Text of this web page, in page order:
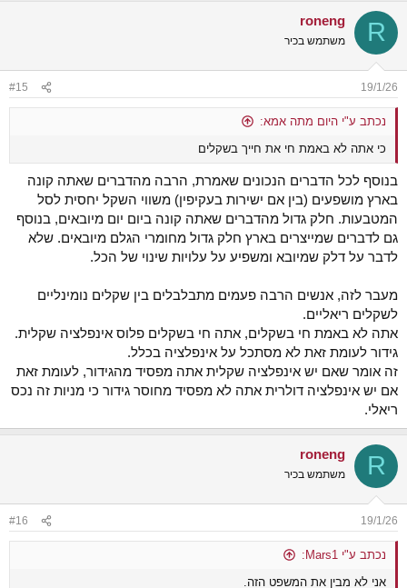
c
i
s
:
R
roneng
משתמש בכיר
19/1/26
#15
נכתב ע"י היום מתה אמא:
כי אתה לא באמת חי את חייך בשקלים
בנוסף לכל הדברים הנכונים שאמרת, הרבה מהדברים שאתה קונה
בארץ מושפעים (בין אם ישירות בעקיפין) משווי השקל יחסית לסל
המטבעות. חלק גדול מהדברים שאתה קונה ביום יום מיובאים, בנוסף
גם לדברים שמייצרים בארץ חלק גדול מחומרי הגלם מיובאים. שלא
לדבר על דלק שמיובא ומשפיע על עלויות שינוי של הכל.
מעבר לזה, אנשים הרבה פעמים מתבלבלים בין שקלים נומינליים
לשקלים ריאליים.
אתה לא באמת חי בשקלים, אתה חי בשקלים פלוס אינפלציה שקלית.
גידור לעומת זאת לא מסתכל על אינפלציה בכלל.
זה אומר שאם יש אינפלציה שקלית אתה מפסיד מהגידור, לעומת זאת
אם יש אינפלציה דולרית אתה לא מפסיד מחוסר גידור כי מניות זה נכס
ריאלי.
R
roneng
משתמש בכיר
19/1/26
#16
נכתב ע"י Mars1:
אני לא מבין את המשפט הזה.